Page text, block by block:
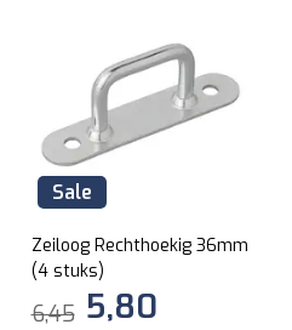
Sale
Zeiloog Rechthoekig 36mm
(4 stuks)
6,45 5,80